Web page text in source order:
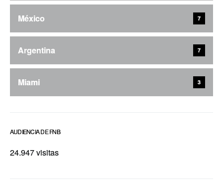
México 7
Argentina 7
Miami 3
AUDIENCIA DE FNB
24.947 visitas